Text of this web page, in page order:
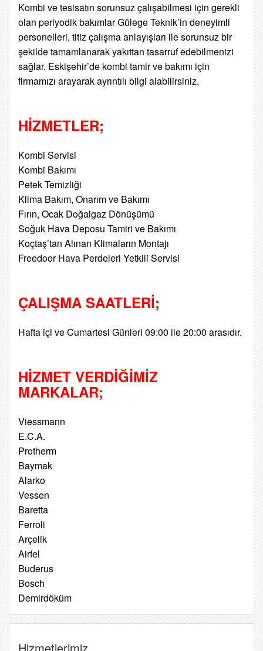
Kombi ve tesisatın sorunsuz çalışabilmesi için gerekli
olan periyodik bakımlar Gülege Teknik’in deneyimli
personelleri, titiz çalışma anlayışları ile sorunsuz bir
şekilde tamamlanarak yakıttan tasarruf edebilmenizi
sağlar. Eskişehir’de kombi tamir ve bakımı için
firmamızı arayarak ayrıntılı bilgi alabilirsiniz.
HİZMETLER;
Kombi Servisi
Kombi Bakımı
Petek Temizliği
Klima Bakım, Onarım ve Bakımı
Fırın, Ocak Doğalgaz Dönüşümü
Soğuk Hava Deposu Tamiri ve Bakımı
Koçtaş’tan Alınan Klimaların Montajı
Freedoor Hava Perdeleri Yetkili Servisi
ÇALIŞMA SAATLERİ;
Hafta içi ve Cumartesi Günleri 09:00 ile 20:00 arasıdır.
HİZMET VERDİĞİMİZ
MARKALAR;
Viessmann
E.C.A.
Protherm
Baymak
Alarko
Vessen
Baretta
Ferroli
Arçelik
Airfel
Buderus
Bosch
Demirdöküm